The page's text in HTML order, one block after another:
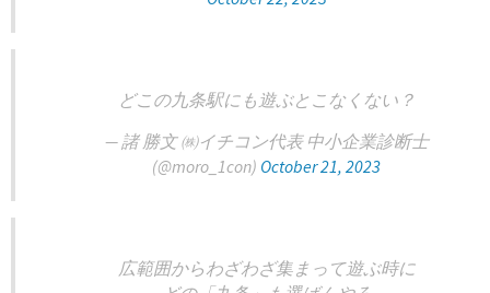
どこの九条駅にも遊ぶとこなくない？
— 諸 勝文 ㈱イチコン代表 中小企業診断士
(@moro_1con) October 21, 2023
広範囲からわざわざ集まって遊ぶ時に